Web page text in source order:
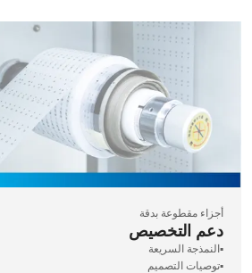
أجزاء مقطوعة بدقة
دعم التخصيص
▪️النمذجة السريعة
▪️توصيات التصميم